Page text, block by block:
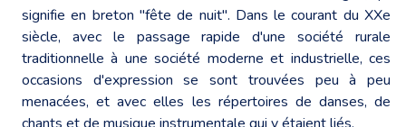
signifie en breton "fête de nuit". Dans le courant du XXe
siècle, avec le passage rapide d'une société rurale
traditionnelle à une société moderne et industrielle, ces
occasions d'expression se sont trouvées peu à peu
menacées, et avec elles les répertoires de danses, de